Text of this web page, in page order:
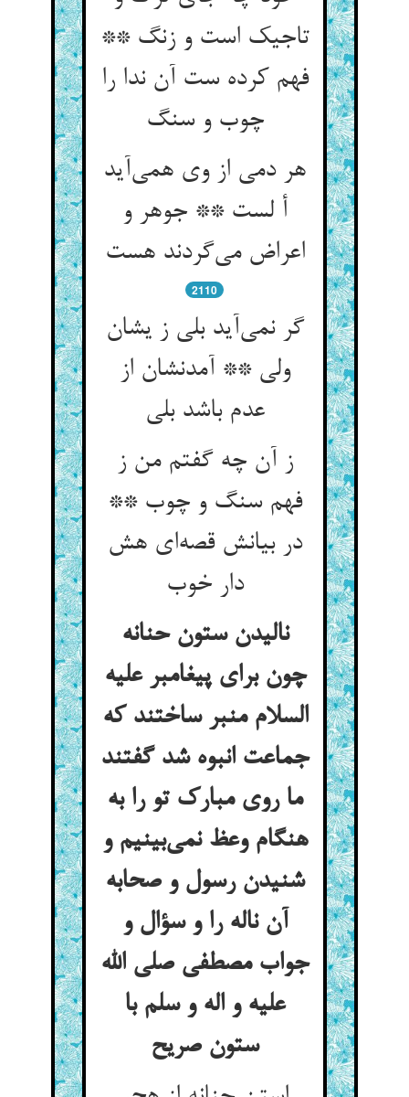
تاجیک است و زنگ **
فهم کرده ست آن ندا را
چوب و سنگ‌‌
هر دمی از وی همی‌‌آید
أ لست ** جوهر و
اعراض می‌‌گردند هست‌‌
2110
گر نمی‌‌آید بلی‌‌ ز یشان
ولی ** آمدنشان از
عدم باشد بلی‌‌
ز آن چه گفتم من ز
فهم سنگ و چوب **
در بیانش قصه‌‌ای هش
دار خوب‌‌
نالیدن ستون حنانه
چون برای پیغامبر علیه
السلام منبر ساختند که
جماعت انبوه شد گفتند
ما روی مبارک تو را به
هنگام وعظ نمی‌‌بینیم و
شنیدن رسول و صحابه
آن ناله را و سؤال و
جواب مصطفی صلی الله
علیه و اله و سلم با